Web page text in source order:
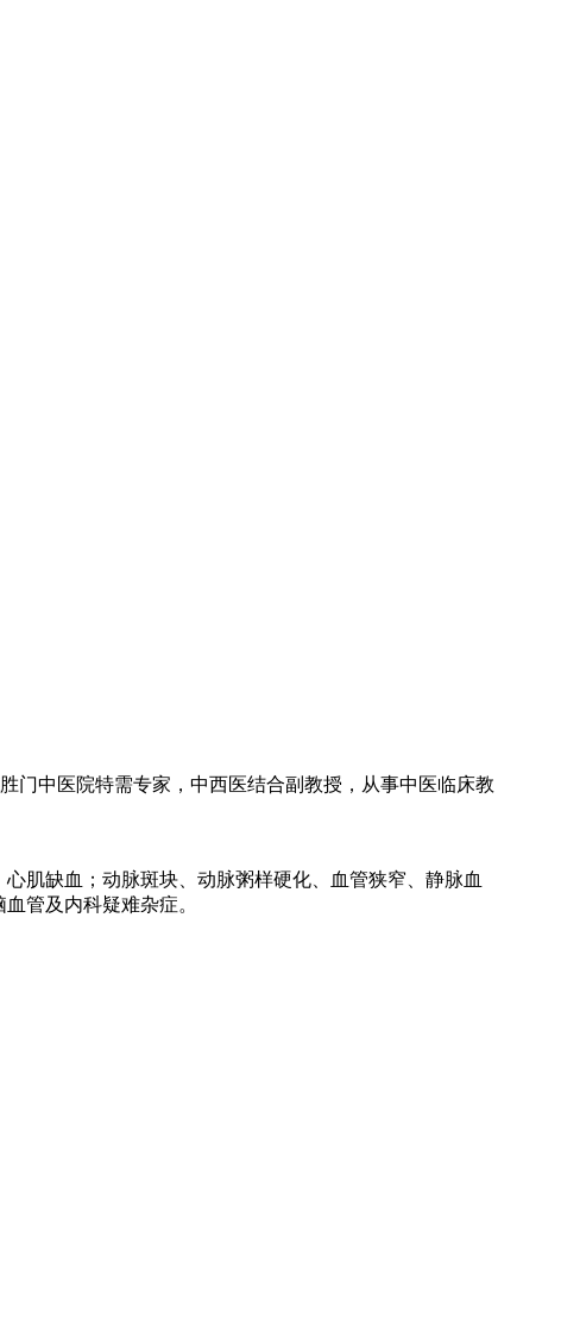
中医院特需专家，中西医结合副教授，从事中医临床教
肌缺血；动脉斑块、动脉粥样硬化、血管狭窄、静脉血
管及内科疑难杂症。